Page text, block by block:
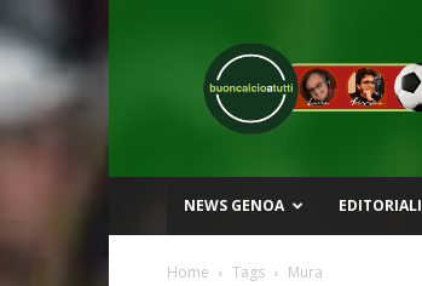
Buon
Calcio
a
Tutti
NEWS GENOA EDITORIALI
Home Tags Mura